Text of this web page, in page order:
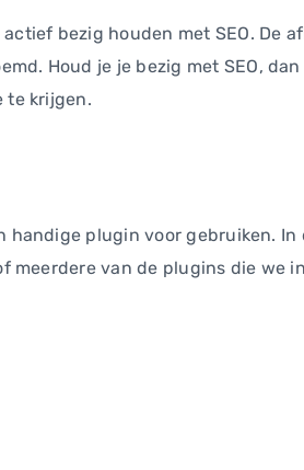
bezig houden met SEO. De
Houd je je bezig met SEO,
te krijgen.
plugin voor gebruiken.
meerdere van de plugins die